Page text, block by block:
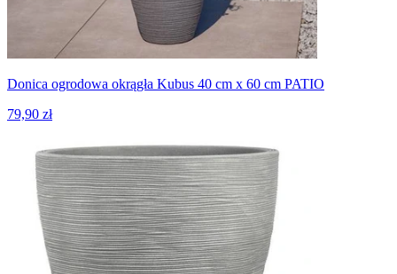
Donica ogrodowa okrągła Kubus 40 cm x 60 cm PATIO
79,90 zł